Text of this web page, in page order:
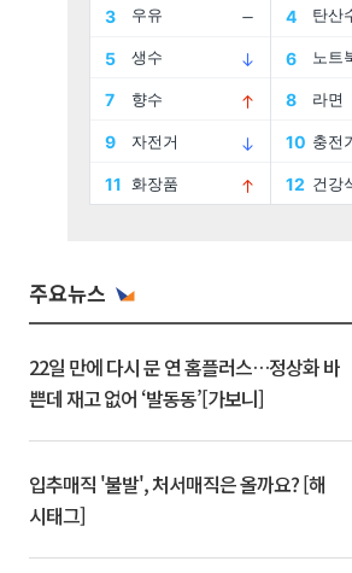
주요뉴스
22일 만에 다시 문 연 홈플러스…정상화 바
쁜데 재고 없어 ‘발동동’[가보니]
입추매직 '불발', 처서매직은 올까요? [해
시태그]